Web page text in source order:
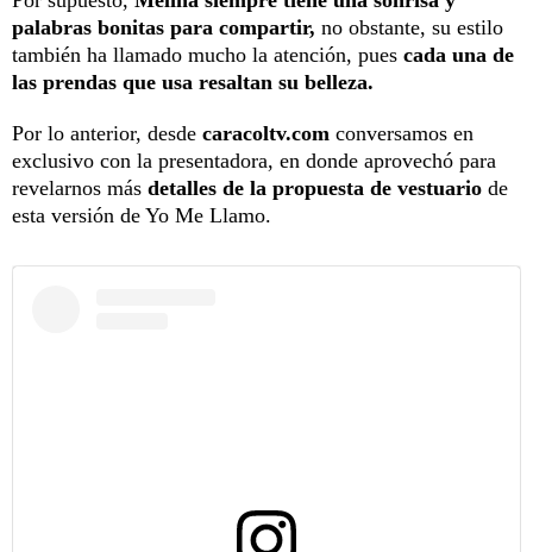
palabras bonitas para compartir, no obstante, su estilo
también ha llamado mucho la atención, pues cada una de
las prendas que usa resaltan su belleza.
Por lo anterior, desde caracoltv.com conversamos en
exclusivo con la presentadora, en donde aprovechó para
revelarnos más detalles de la propuesta de vestuario de
esta versión de Yo Me Llamo.